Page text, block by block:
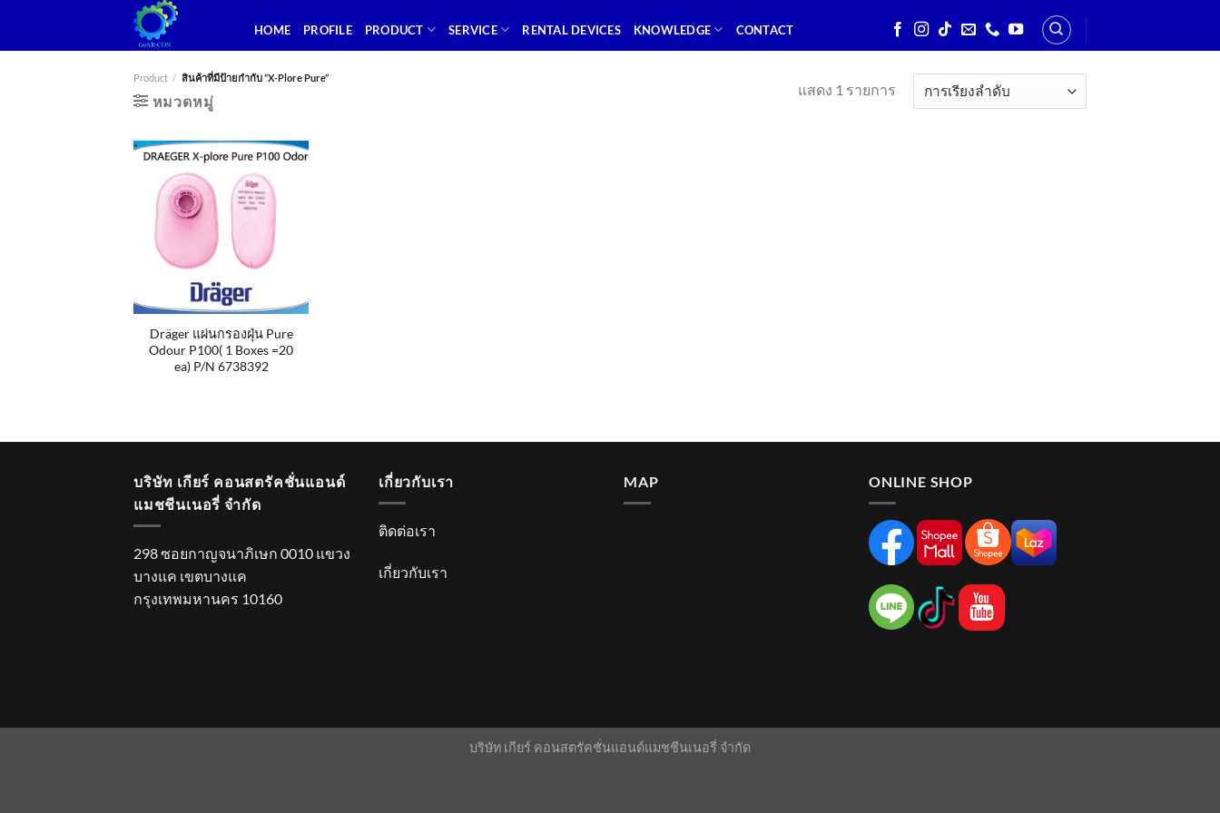
ยัง
HOME PROFILE PRODUCT SERVICE RENTAL DEVICES KNOWLEDGE CONTACT
Product / สินค้าที่มีป้ายกำกับ “X-Plore Pure”
หมวดหมู่
แสดง 1 รายการ
Dräger แผ่นกรองฝุ่น Pure
Odour P100( 1 Boxes =20
ea) P/N 6738392
บริษัท เกียร์ คอนสตรัคชั่นแอนด์
แมชชีนเนอรี่ จำกัด
298 ซอยกาญจนาภิเษก 0010 แขวง
บางแค เขตบางแค
กรุงเทพมหานคร 10160
เกี่ยวกับเรา
ติดต่อเรา
เกี่ยวกับเรา
MAP ONLINE SHOP
บริษัท เกียร์ คอนสตรัคชั่นแอนด์แมชชีนเนอรี่ จำกัด